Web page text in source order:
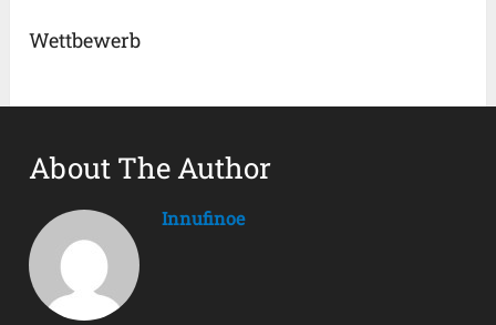
Wettbewerb
About The Author
Innufinoe